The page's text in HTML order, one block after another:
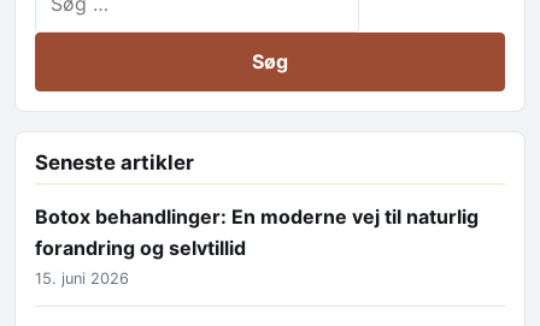
Seneste artikler
Botox behandlinger: En moderne vej til naturlig
forandring og selvtillid
15. juni 2026